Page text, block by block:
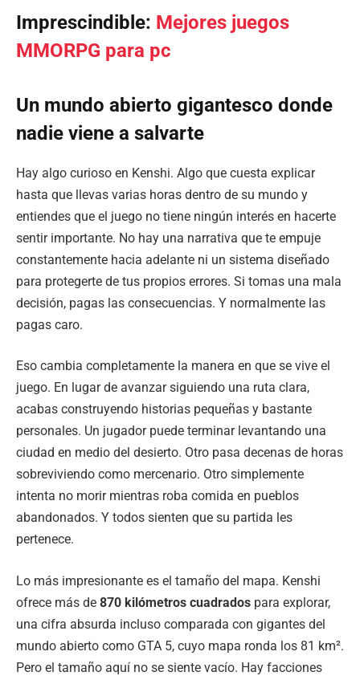
Imprescindible: Mejores juegos
MMORPG para pc
Un mundo abierto gigantesco donde
nadie viene a salvarte
Hay algo curioso en Kenshi. Algo que cuesta explicar
hasta que llevas varias horas dentro de su mundo y
entiendes que el juego no tiene ningún interés en hacerte
sentir importante. No hay una narrativa que te empuje
constantemente hacia adelante ni un sistema diseñado
para protegerte de tus propios errores. Si tomas una mala
decisión, pagas las consecuencias. Y normalmente las
pagas caro.
Eso cambia completamente la manera en que se vive el
juego. En lugar de avanzar siguiendo una ruta clara,
acabas construyendo historias pequeñas y bastante
personales. Un jugador puede terminar levantando una
ciudad en medio del desierto. Otro pasa decenas de horas
sobreviviendo como mercenario. Otro simplemente
intenta no morir mientras roba comida en pueblos
abandonados. Y todos sienten que su partida les
pertenece.
Lo más impresionante es el tamaño del mapa. Kenshi
ofrece más de 870 kilómetros cuadrados para explorar,
una cifra absurda incluso comparada con gigantes del
mundo abierto como GTA 5, cuyo mapa ronda los 81 km².
Pero el tamaño aquí no se siente vacío. Hay facciones